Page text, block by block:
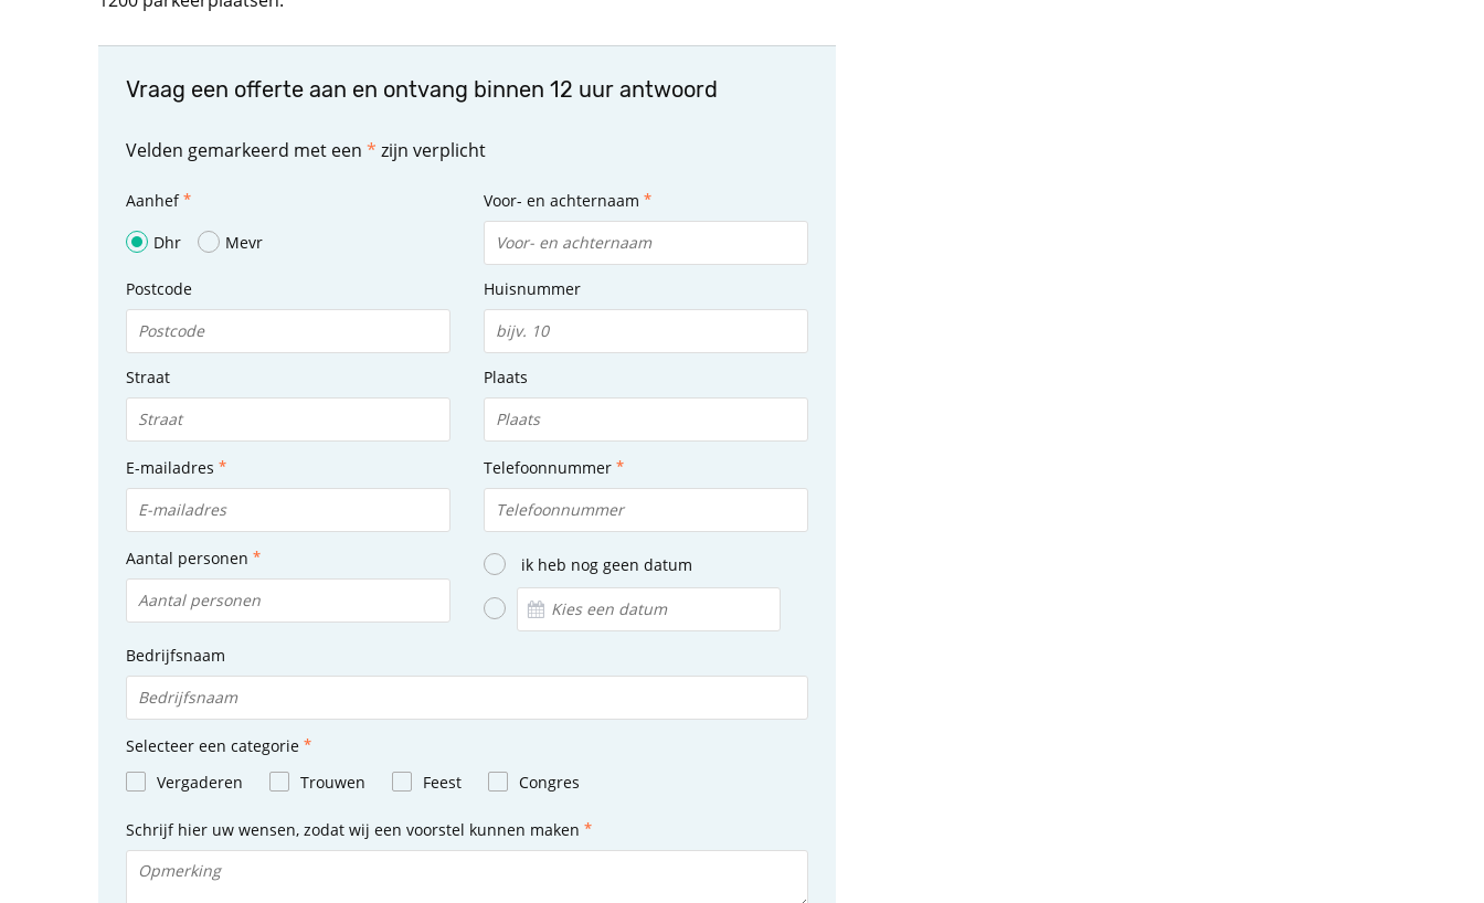
Vraag een offerte aan en ontvang binnen 12 uur antwoord
Velden gemarkeerd met een * zijn verplicht
Aanhef
Dhr
Mevr
Voor- en achternaam
Postcode Huisnummer
Straat Plaats
E-mailadres Telefoonnummer
Aantal personen ik heb nog geen datum
Bedrijfsnaam
Selecteer een categorie
Vergaderen
Trouwen Feest Congres
Schrijf hier uw wensen, zodat wij een voorstel kunnen maken